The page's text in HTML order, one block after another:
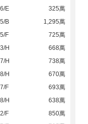
E
325萬
B
1,295萬
F
725萬
H
668萬
H
738萬
H
670萬
F
693萬
H
638萬
F
850萬